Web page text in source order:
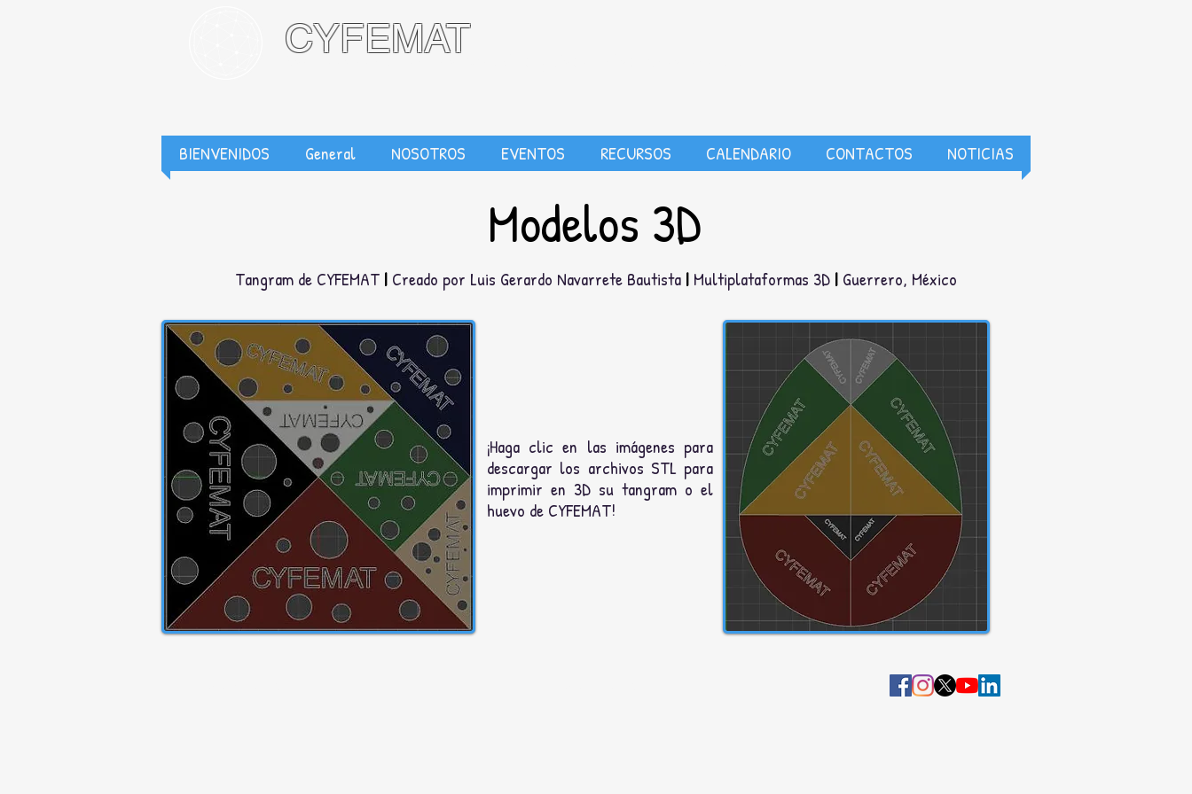
CYFEMAT
Red Internacional de Círculos y Festivales Matemáticos
BIENVENIDOS General NOSOTROS EVENTOS RECURSOS CALENDARIO CONTACTOS NOTICIAS
Modelos 3D
Tangram de CYFEMAT | Creado por Luis Gerardo Navarrete Bautista | Multiplataformas 3D | Guerrero, México
¡Haga clic en las imágenes para
descargar los archivos STL para
imprimir en 3D su tangram o el
huevo de CYFEMAT!